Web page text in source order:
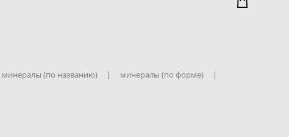
минералы (по названию) | минералы (по форме)
|